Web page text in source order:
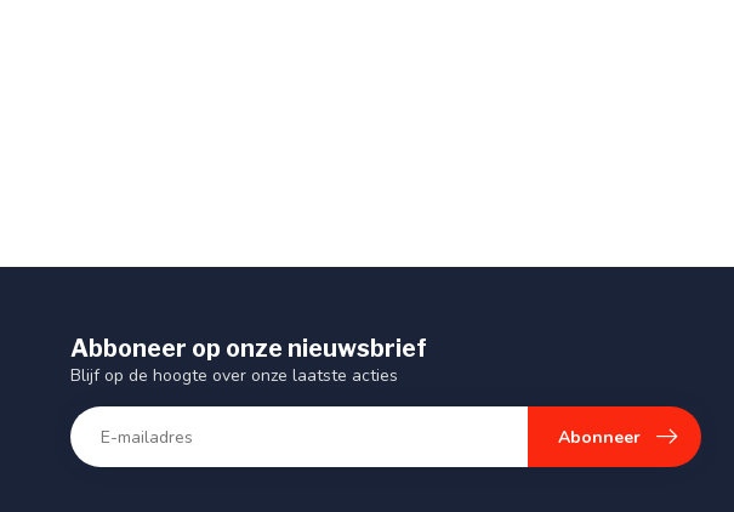
Abboneer op onze nieuwsbrief
Blijf op de hoogte over onze laatste acties
Abonneer